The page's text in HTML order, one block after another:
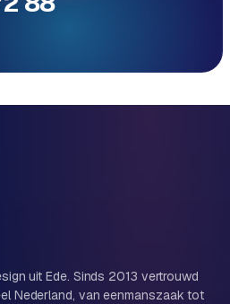
geen ticketsysteem
je project
uit Ede. Sinds 2013 vertrouwd
Nederland, van eenmanszaak tot